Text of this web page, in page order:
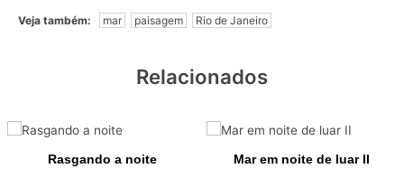
Veja também: mar paisagem Rio de Janeiro
Relacionados
Rasgando a noite
Mar em noite de luar II